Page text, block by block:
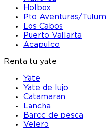
Holbox
Pto Aventuras/Tulum
Los Cabos
Puerto Vallarta
Acapulco
Renta tu yate
Yate
Yate de lujo
Catamaran
Lancha
Barco de pesca
Velero